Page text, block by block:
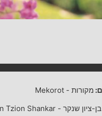
מקורות-
Mekorot
בן-ציון שנקר-
Tzion Shankar